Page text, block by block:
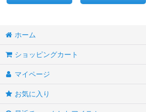
ホーム
ショッピングカート
マイページ
お気に入り